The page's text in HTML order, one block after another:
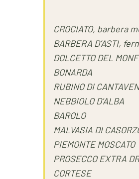
CROCIATO, barbera
BARBERA D’ASTI,
DOLCETTO DEL
BONARDA
RUBINO DI
NEBBIOLO D’ALBA
BAROLO
MALVASIA DI
PIEMONTE MOSCATO
PROSECCO EXTRA
CORTESE